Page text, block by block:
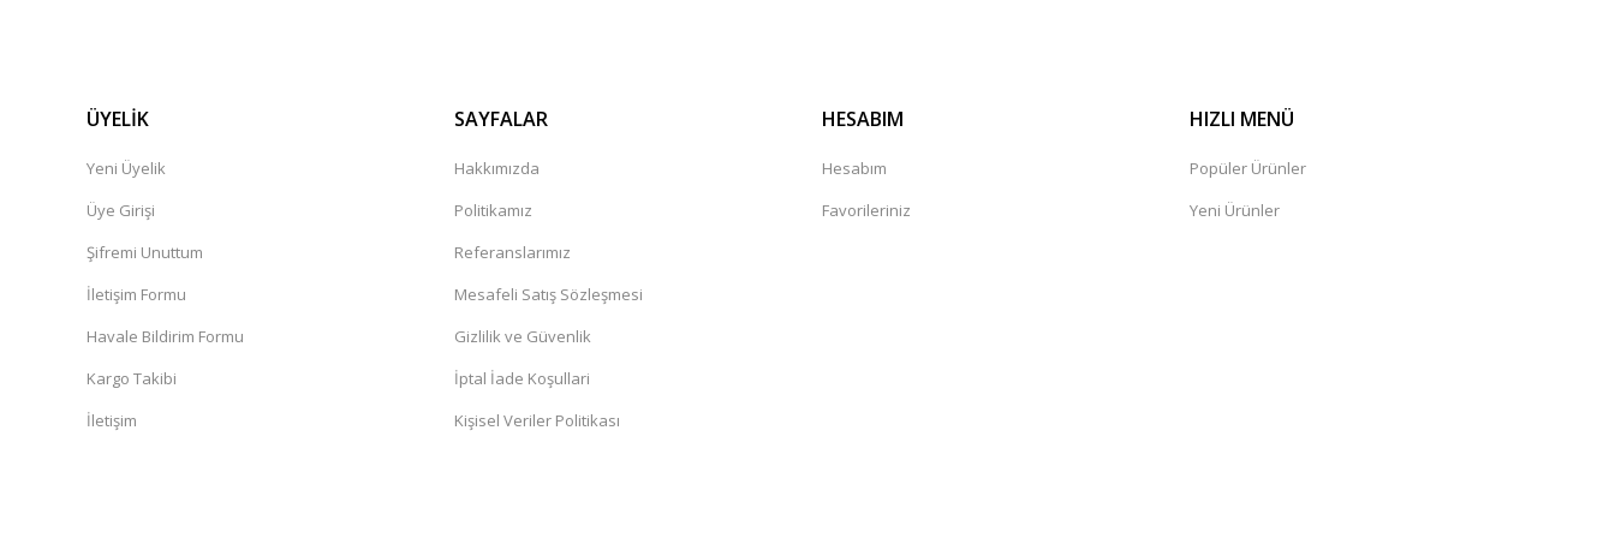
ÜYELİK
Yeni Üyelik
Üye Girişi
Şifremi Unuttum
İletişim Formu
Havale Bildirim Formu
Kargo Takibi
İletişim
SAYFALAR
Hakkımızda
Politikamız
Referanslarımız
Mesafeli Satış Sözleşmesi
Gizlilik ve Güvenlik
İptal İade Koşullari
Kişisel Veriler Politikası
HESABIM
Hesabım
Favorileriniz
HIZLI MENÜ
Popüler Ürünler
Yeni Ürünler